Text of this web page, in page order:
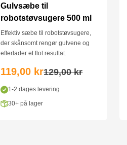
Gulvsæbe til
robotstøvsugere 500 ml
Effektiv sæbe til robotstøvsugere,
der skånsomt rengør gulvene og
efterlader et flot resultat.
Salgspris
119,00 krNormalpris
129,00 kr
1-2 dages levering
30+ på lager